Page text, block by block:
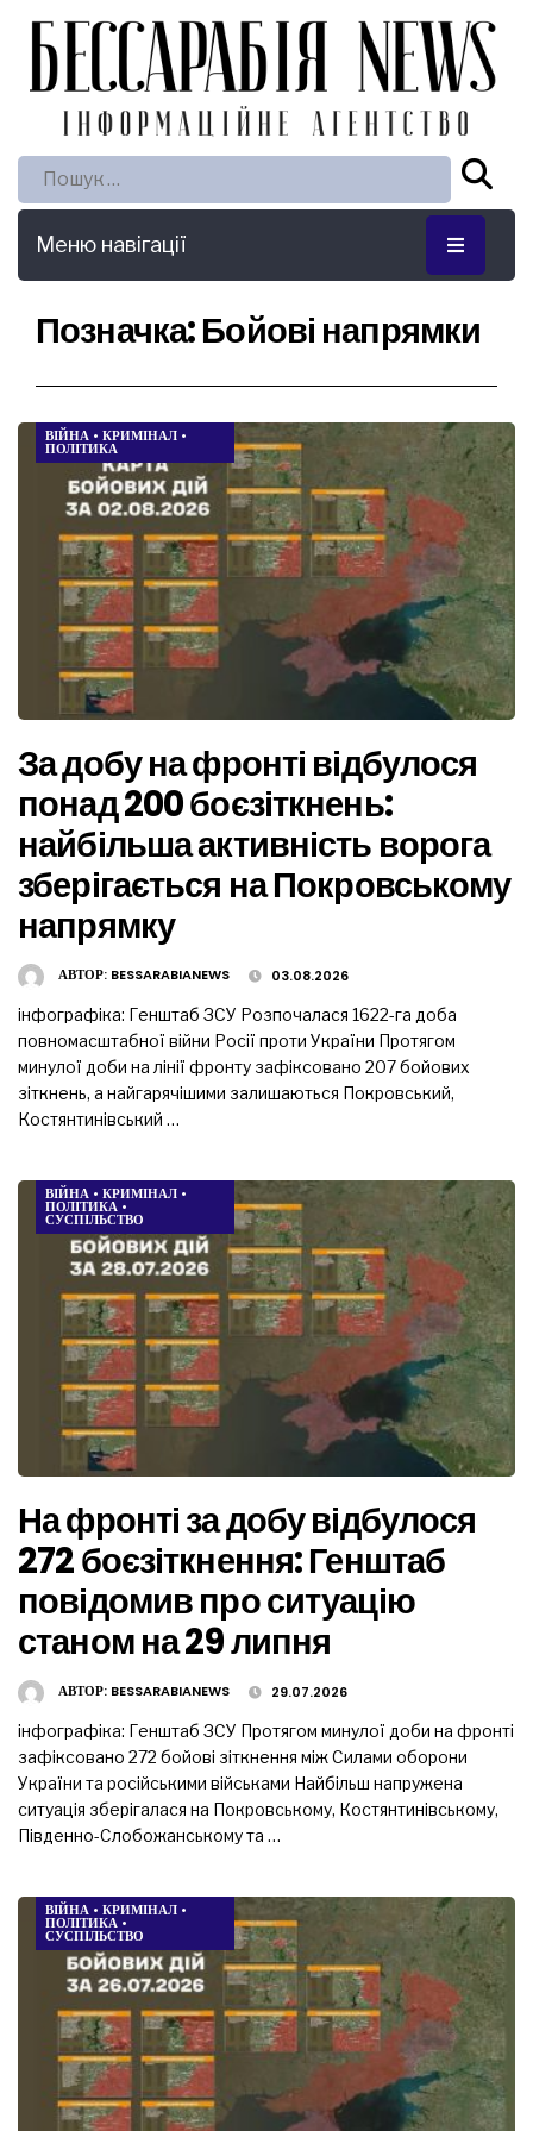
Пошук:
Меню навігації
Позначка:Бойові напрямки
ВІЙНА • КРИМІНАЛ •
ПОЛІТИКА
За добу на фронті відбулося
понад 200 боєзіткнень:
найбільша активність ворога
зберігається на Покровському
напрямку
АВТОР: BESSARABIANEWS 03.08.2026
інфографіка: Генштаб ЗСУ Розпочалася 1622-га доба
повномасштабної війни Росії проти України Протягом
минулої доби на лінії фронту зафіксовано 207 бойових
зіткнень, а найгарячішими залишаються Покровський,
Костянтинівський …
ВІЙНА • КРИМІНАЛ •
ПОЛІТИКА •
СУСПІЛЬСТВО
На фронті за добу відбулося
272 боєзіткнення: Генштаб
повідомив про ситуацію
станом на 29 липня
АВТОР: BESSARABIANEWS 29.07.2026
інфографіка: Генштаб ЗСУ Протягом минулої доби на фронті
зафіксовано 272 бойові зіткнення між Силами оборони
України та російськими військами Найбільш напружена
ситуація зберігалася на Покровському, Костянтинівському,
Південно-Слобожанському та …
ВІЙНА • КРИМІНАЛ •
ПОЛІТИКА •
СУСПІЛЬСТВО